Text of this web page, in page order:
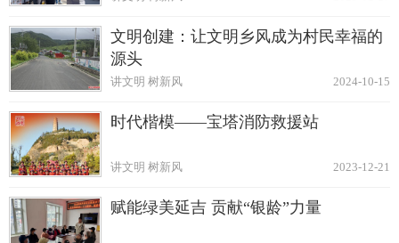
文明创建：让文明乡风成为村民幸福的
源头
2024-10-15
讲文明 树新风
时代楷模——宝塔消防救援站
2023-12-21
讲文明 树新风
赋能绿美延吉 贡献“银龄”力量